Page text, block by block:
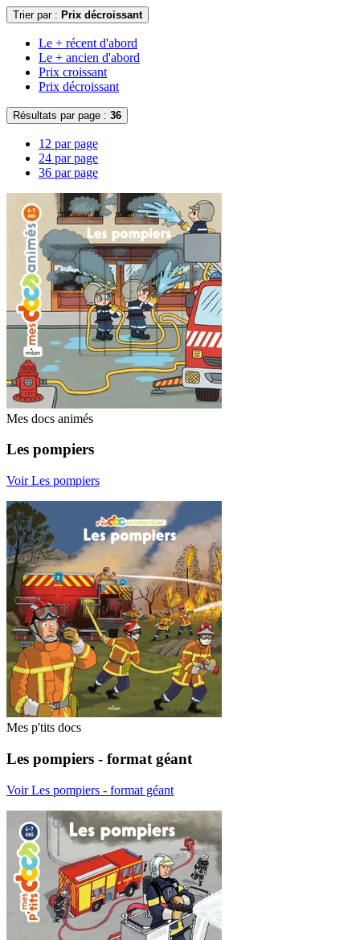
Trier par : Prix décroissant
Le + récent d'abord
Le + ancien d'abord
Prix croissant
Prix décroissant
Résultats par page : 36
12 par page
24 par page
36 par page
Mes docs animés
Les pompiers
Voir Les pompiers
Mes p'tits docs
Les pompiers - format géant
Voir Les pompiers - format géant